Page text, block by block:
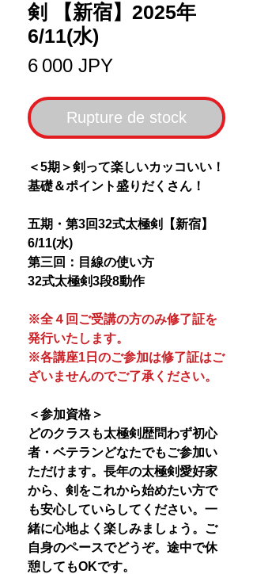
剣 【新宿】2025年
6/11(水)
6 000 JPYPrix
Rupture de stock
＜5期＞剣って楽しいカッコいい！
基礎＆ポイント盛りだくさん！
五期・第3回32式太極剣【新宿】
6/11(水)
第三回：目線の使い方
32式太極剣3段8動作
※全４回ご受講の方のみ修了証を
発行いたします。
※各講座1日のご参加は修了証はご
ざいませんのでご了承ください。
＜参加資格＞
どのクラスも太極剣歴問わず初心
者・ベテランどなたでもご参加い
ただけます。長年の太極剣愛好家
から、剣をこれから始めたい方で
も安心していらしてください。一
緒に心地よく楽しみましょう。ご
自身のペースでどうぞ。途中で休
憩してもOKです。